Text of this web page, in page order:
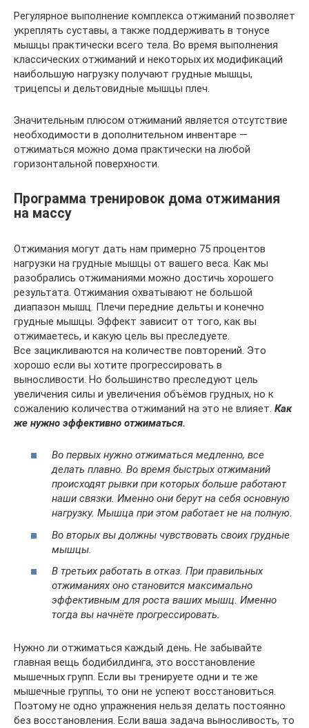
Регулярное выполнение комплекса отжиманий позволяет
укреплять суставы, а также поддерживать в тонусе
мышцы практически всего тела. Во время выполнения
классических отжиманий и некоторых их модификаций
наибольшую нагрузку получают грудные мышцы,
трицепсы и дельтовидные мышцы плеч.
Значительным плюсом отжиманий является отсутствие
необходимости в дополнительном инвентаре —
отжиматься можно дома практически на любой
горизонтальной поверхности.
Программа тренировок дома отжимания
на массу
Отжимания могут дать нам примерно 75 процентов
нагрузки на грудные мышцы от вашего веса. Как мы
разобрались отжиманиями можно достичь хорошего
результата. Отжимания охватывают не большой
диапазон мышц. Плечи передние дельты и конечно
грудные мышцы. Эффект зависит от того, как вы
отжимаетесь, и какую цель вы преследуете.
Все зацикливаются на количестве повторений. Это
хорошо если вы хотите прогрессировать в
выносливости. Но большинство преследуют цель
увеличения силы и увеличения объёмов грудных, но к
сожалению количества отжиманий на это не влияет. Как
же нужно эффективно отжиматься.
Во первых нужно отжиматься медленно, все
делать плавно. Во время быстрых отжиманий
происходят рывки при которых больше работают
наши связки. Именно они берут на себя основную
нагрузку. Мышца при этом работает не на полную.
Во вторых вы должны чувствовать своих грудные
мышцы.
В третьих работать в отказ. При правильных
отжиманиях оно становится максимально
эффективным для роста ваших мышц. Именно
тогда вы начнёте прогрессировать.
Нужно ли отжиматься каждый день. Не забывайте
главная вещь бодибилдинга, это восстановление
мышечных групп. Если вы тренируете одни и те же
мышечные группы, то они не успеют восстановиться.
Поэтому не одно упражнения нельзя делать постоянно
без восстановления. Если ваша задача выносливость, то